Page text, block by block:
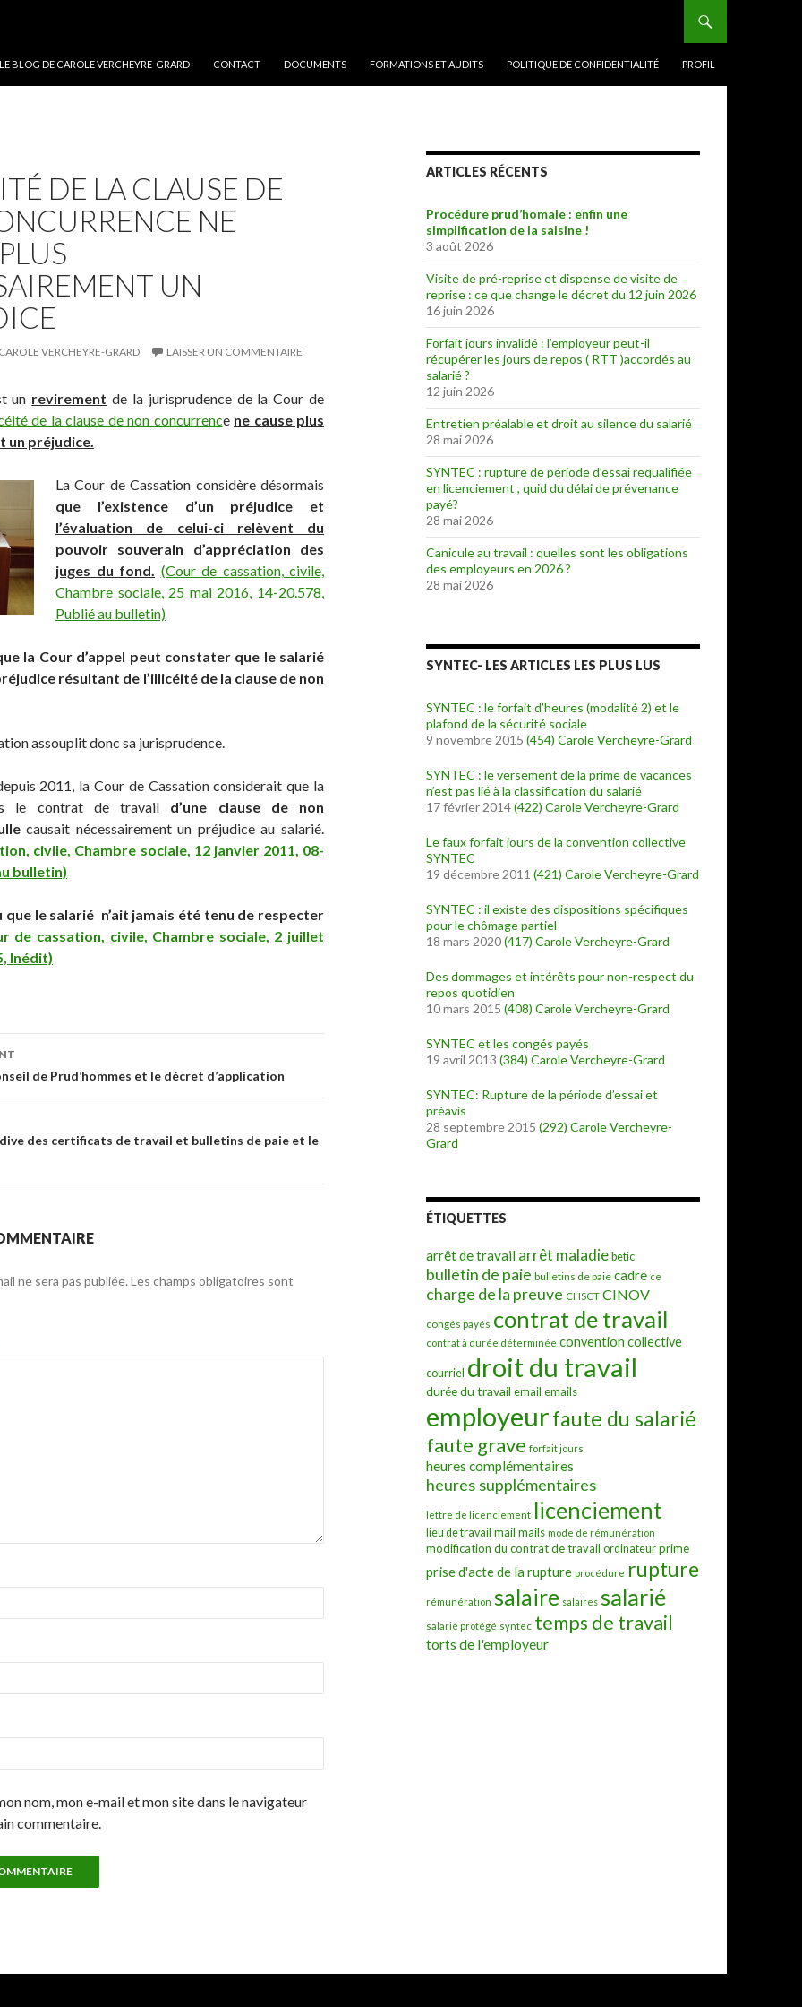
BLOG DE CAROLE VERCHEYRE-GRARD CONTACT DOCUMENTS FORMATIONS ET AUDITS POLITIQUE DE CONFIDENTIALITÉ PROFIL
DE LA CLAUSE DE
NE
UN
CAROLE VERCHEYRE-GRARD LAISSER UN COMMENTAIRE
un revirement de la jurisprudence de la Cour de
de la clause de non concurrence ne cause plus
un préjudice.
La Cour de Cassation considère désormais
que l’existence d’un préjudice et
l’évaluation de celui-ci relèvent du
pouvoir souverain d’appréciation des
juges du fond. (Cour de cassation, civile,
Chambre sociale, 25 mai 2016, 14-20.578,
Publié au bulletin)
la Cour d’appel peut constater que le salarié
résultant de l’illicéité de la clause de non
assouplit donc sa jurisprudence.
2011, la Cour de Cassation considerait que la
le contrat de travail d’une clause de non
causait nécessairement un préjudice au salarié.
civile, Chambre sociale, 12 janvier 2011, 08-
bulletin)
le salarié n’ait jamais été tenu de respecter
de cassation, civile, Chambre sociale, 2 juillet
Inédit)
de Prud’hommes et le décret d’application
des certificats de travail et bulletins de paie et le
ne sera pas publiée. Les champs obligatoires sont
nom, mon e-mail et mon site dans le navigateur
commentaire.
ARTICLES RÉCENTS
Procédure prud’homale : enfin une
simplification de la saisine !
3 août 2026
Visite de pré-reprise et dispense de visite de
reprise : ce que change le décret du 12 juin 2026
16 juin 2026
Forfait jours invalidé : l’employeur peut-il
récupérer les jours de repos ( RTT )accordés au
salarié ?
12 juin 2026
Entretien préalable et droit au silence du salarié
28 mai 2026
SYNTEC : rupture de période d’essai requalifiée
en licenciement , quid du délai de prévenance
payé?
28 mai 2026
Canicule au travail : quelles sont les obligations
des employeurs en 2026 ?
28 mai 2026
SYNTEC- LES ARTICLES LES PLUS LUS
SYNTEC : le forfait d’heures (modalité 2) et le
plafond de la sécurité sociale
9 novembre 2015 (454) Carole Vercheyre-Grard
SYNTEC : le versement de la prime de vacances
n’est pas lié à la classification du salarié
17 février 2014(422) Carole Vercheyre-Grard
Le faux forfait jours de la convention collective
SYNTEC
19 décembre 2011 (421) Carole Vercheyre-Grard
SYNTEC : il existe des dispositions spécifiques
pour le chômage partiel
18 mars 2020(417) Carole Vercheyre-Grard
Des dommages et intérêts pour non-respect du
repos quotidien
10 mars 2015 (408) Carole Vercheyre-Grard
SYNTEC et les congés payés
19 avril 2013 (384) Carole Vercheyre-Grard
SYNTEC: Rupture de la période d’essai et
préavis
28 septembre 2015 (292) Carole Vercheyre-
Grard
ÉTIQUETTES
arrêt de travail arrêt maladie betic
bulletin de paie bulletins de paie cadre ce
charge de la preuve CHSCT CINOV
congés payés contrat de travail
contrat à durée déterminée convention collective
courriel droit du travail
durée du travail email emails
employeurfaute du salarié
faute grave forfait jours
heures complémentaires
heures supplémentaires
lettre de licenciement licenciement
lieu de travail mail mails mode de rémunération
modification du contrat de travail ordinateur prime
prise d'acte de la rupture procédure rupture
rémunération salaire salaires salarié
salarié protégé syntec temps de travail
torts de l'employeur